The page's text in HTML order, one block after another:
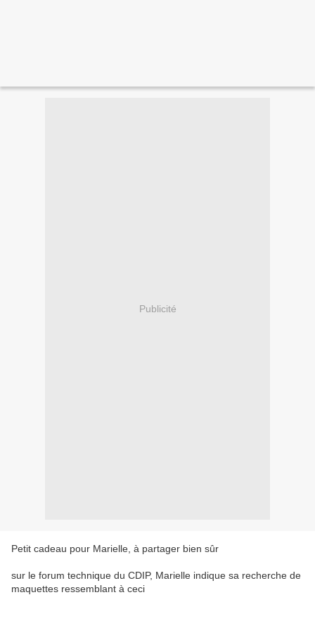
Publicité
Petit cadeau pour Marielle, à partager bien sûr
sur le forum technique du CDIP, Marielle indique sa recherche de
maquettes ressemblant à ceci